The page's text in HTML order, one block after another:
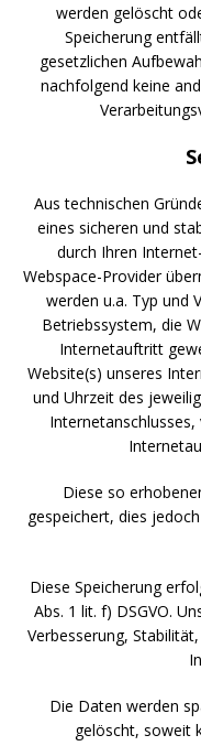
werden gelöscht
Speicherung
gesetzlichen
nachfolgend keine
Aus technischen
eines sicheren und
durch Ihren
Webspace-Provider
werden u.a. Typ und
Betriebssystem, die
Internetauftritt
Website(s) unseres
und Uhrzeit des
Diese so
gespeichert, dies
Diese Speicherung
Abs. 1 lit. f) DSGVO.
Verbesserung,
Die Daten werden
gelöscht, soweit